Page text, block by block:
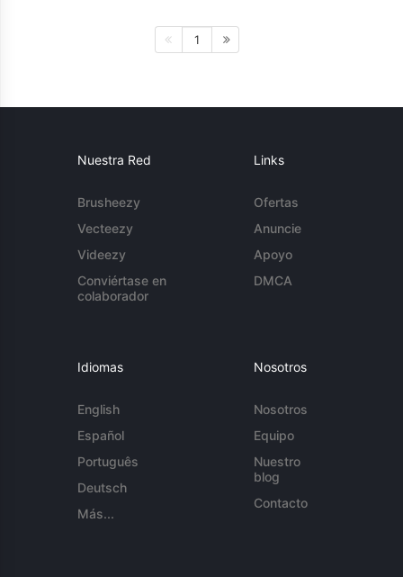
1
Nuestra Red
Brusheezy
Vecteezy
Videezy
Conviértase en
colaborador
Links
Ofertas
Anuncie
Apoyo
DMCA
Idiomas
English
Español
Português
Deutsch
Más...
Nosotros
Nosotros
Equipo
Nuestro
blog
Contacto